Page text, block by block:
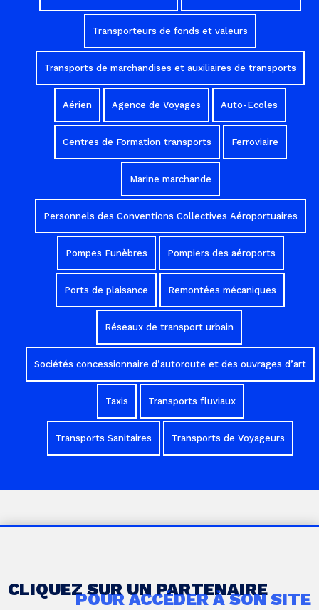
Transporteurs de fonds et valeurs
Transports de marchandises et auxiliaires de transports
Aérien Agence de Voyages Auto-Ecoles
Centres de Formation transports Ferroviaire
Marine marchande
Personnels des Conventions Collectives Aéroportuaires
Pompes Funèbres Pompiers des aéroports
Ports de plaisance Remontées mécaniques
Réseaux de transport urbain
Sociétés concessionnaire d’autoroute et des ouvrages d’art
Taxis Transports fluviaux
Transports Sanitaires Transports de Voyageurs
CLIQUEZ SUR UN PARTENAIRE
POUR ACCÉDER À SON SITE